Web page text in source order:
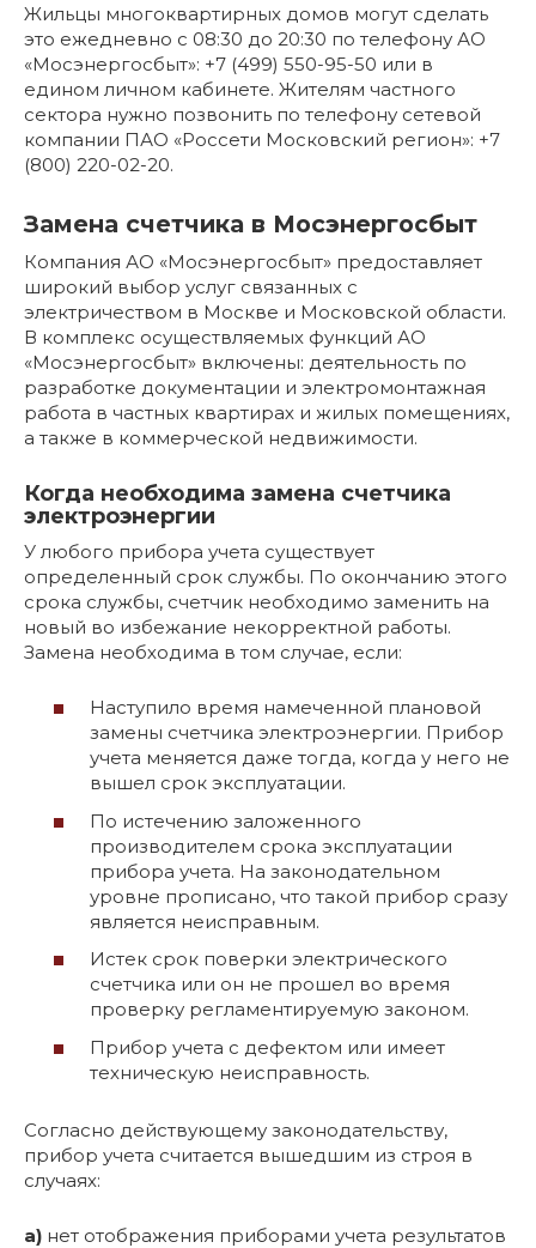
Жильцы многоквартирных домов могут сделать
это ежедневно с 08:30 до 20:30 по телефону АО
«Мосэнергосбыт»: +7 (499) 550-95-50 или в
едином личном кабинете. Жителям частного
сектора нужно позвонить по телефону сетевой
компании ПАО «Россети Московский регион»: +7
(800) 220-02-20.
Замена счетчика в Мосэнергосбыт
Компания АО «Мосэнергосбыт» предоставляет
широкий выбор услуг связанных с
электричеством в Москве и Московской области.
В комплекс осуществляемых функций АО
«Мосэнергосбыт» включены: деятельность по
разработке документации и электромонтажная
работа в частных квартирах и жилых помещениях,
а также в коммерческой недвижимости.
Когда необходима замена счетчика
электроэнергии
У любого прибора учета существует
определенный срок службы. По окончанию этого
срока службы, счетчик необходимо заменить на
новый во избежание некорректной работы.
Замена необходима в том случае, если:
Наступило время намеченной плановой
замены счетчика электроэнергии. Прибор
учета меняется даже тогда, когда у него не
вышел срок эксплуатации.
По истечению заложенного
производителем срока эксплуатации
прибора учета. На законодательном
уровне прописано, что такой прибор сразу
является неисправным.
Истек срок поверки электрического
счетчика или он не прошел во время
проверку регламентируемую законом.
Прибор учета с дефектом или имеет
техническую неисправность.
Согласно действующему законодательству,
прибор учета считается вышедшим из строя в
случаях:
а) нет отображения приборами учета результатов